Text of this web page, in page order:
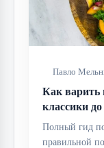
Павло
Как
классики
Полный гид
правильной